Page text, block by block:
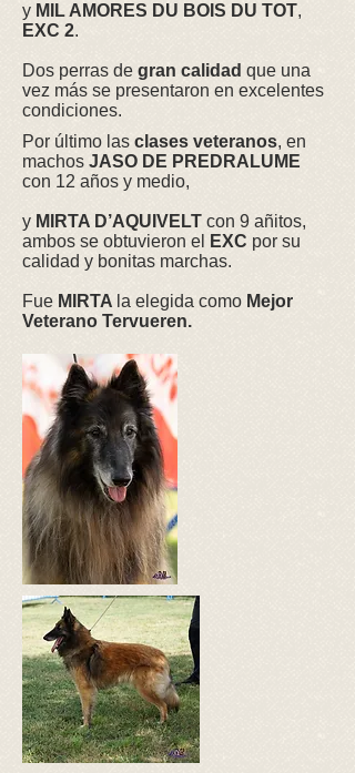
y MIL AMORES DU BOIS DU TOT,
EXC 2.
Dos perras de gran calidad que una
vez más se presentaron en excelentes
condiciones.
Por último las clases veteranos, en
machos JASO DE PREDRALUME
con 12 años y medio,
y MIRTA D’AQUIVELT con 9 añitos,
ambos se obtuvieron el
EXC por su
calidad y bonitas marchas.
Fue MIRTA la elegida como Mejor
Veterano Tervueren.